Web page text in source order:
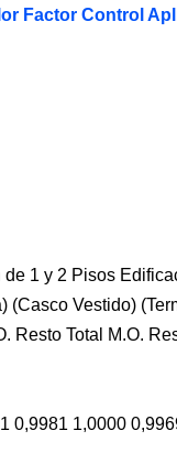
Factor Control
1 y 2 Pisos
(Casco Vestido)
Resto Total M.O.
0,9981 1,0000